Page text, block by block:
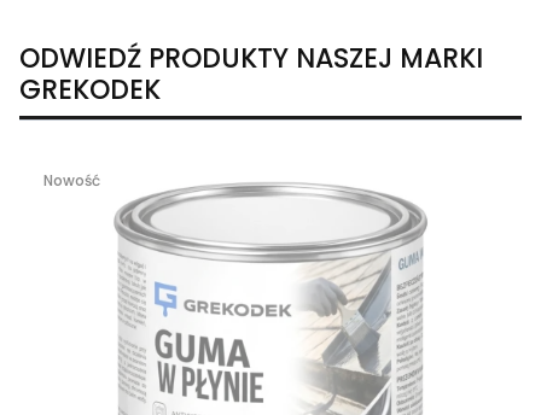
ODWIEDŹ PRODUKTY NASZEJ MARKI
GREKODEK
Nowość